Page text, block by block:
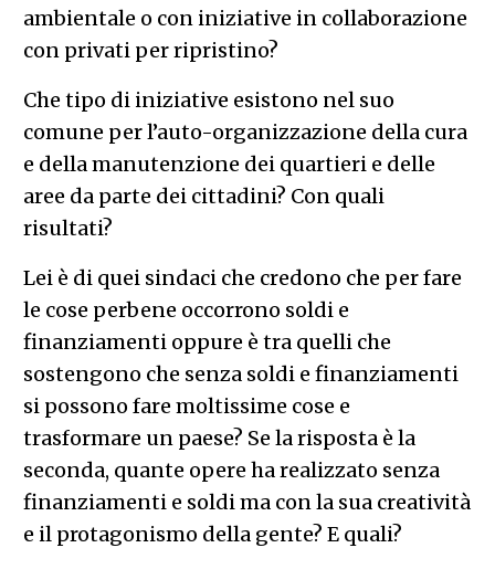
ambientale o con iniziative in collaborazione
con privati per ripristino?
Che tipo di iniziative esistono nel suo
comune per l’auto-organizzazione della cura
e della manutenzione dei quartieri e delle
aree da parte dei cittadini? Con quali
risultati?
Lei è di quei sindaci che credono che per fare
le cose perbene occorrono soldi e
finanziamenti oppure è tra quelli che
sostengono che senza soldi e finanziamenti
si possono fare moltissime cose e
trasformare un paese? Se la risposta è la
seconda, quante opere ha realizzato senza
finanziamenti e soldi ma con la sua creatività
e il protagonismo della gente? E quali?